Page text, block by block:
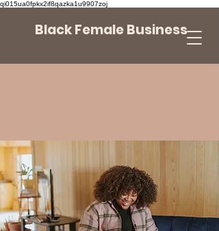
qi015ua0fpkx2if8qazka1u9907zoj
Black Female Business